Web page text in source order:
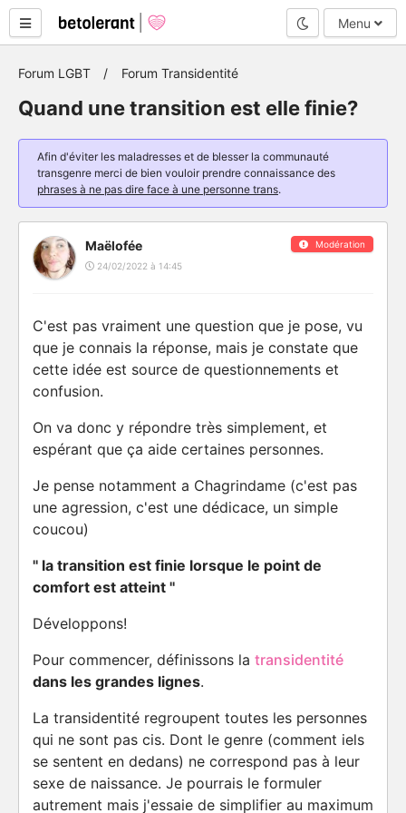
Mode nuit
Menu
Forum LGBT Forum Transidentité
Quand une transition est elle finie?
Afin d'éviter les maladresses et de blesser la communauté
transgenre merci de bien vouloir prendre connaissance des
phrases à ne pas dire face à une personne trans.
Modération
Maëlofée
24/02/2022 à 14:45
C'est pas vraiment une question que je pose, vu
que je connais la réponse, mais je constate que
cette idée est source de questionnements et
confusion.
On va donc y répondre très simplement, et
espérant que ça aide certaines personnes.
Je pense notamment a Chagrindame (c'est pas
une agression, c'est une dédicace, un simple
coucou)
'' la transition est finie lorsque le point de
comfort est atteint ''
Développons!
Pour commencer, définissons la transidentité
dans les grandes lignes.
La transidentité regroupent toutes les personnes
qui ne sont pas cis. Dont le genre (comment iels
se sentent en dedans) ne correspond pas à leur
sexe de naissance. Je pourrais le formuler
autrement mais j'essaie de simplifier au maximum